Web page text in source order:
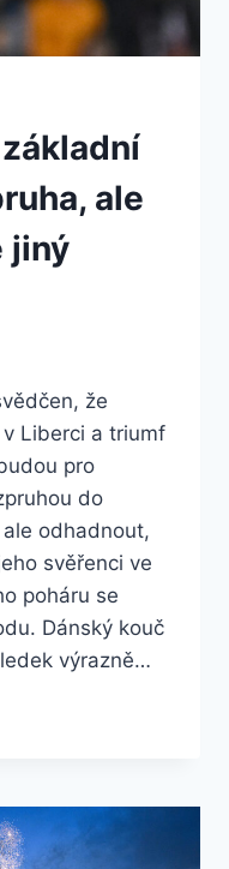
ale
jiný
že
Liberci a triumf
pro
do
odhadnout,
svěřenci ve
poháru se
Dánský kouč
výrazně…